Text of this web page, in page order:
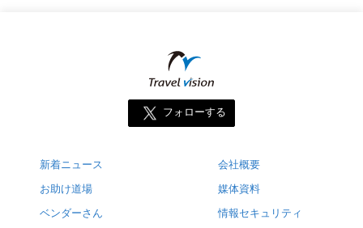
フォローする
新着ニュース
お助け道場
ベンダーさん
会社概要
媒体資料
情報セキュリティ